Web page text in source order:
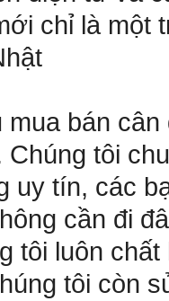
chỉ là một
mua bán
Chúng tôi
uy tín, các
cần đi
tôi luôn
tôi còn